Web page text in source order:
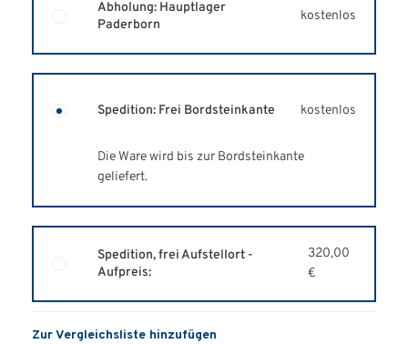
Abholung: Hauptlager
Paderborn
kostenlos
Spedition: Frei Bordsteinkante kostenlos
Die Ware wird bis zur Bordsteinkante
geliefert.
Spedition, frei Aufstellort -
Aufpreis:
320,00
€
Zur Vergleichsliste hinzufügen